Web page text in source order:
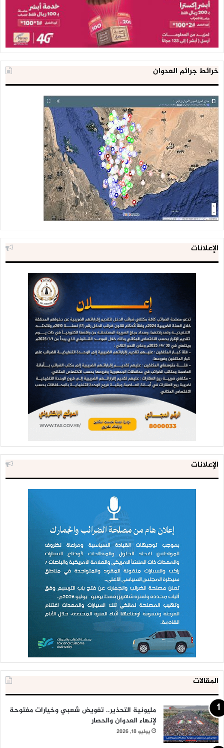
خرائط جرائم العدوان
الإعلانات
الإعلانات
المقالات
مليونية التحذير.. تفويض شعبي وخيارات مفتوحة
لإنهاء العدوان والحصار
يوليو 18, 2026